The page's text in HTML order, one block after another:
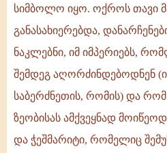
სიმბოლო იყო. ოქროს თავი
განასახიერებდა,
ნაკლებნი, იმ იმპერიებს,
შემდეგ აღორძინდებოდნენ
საბერძნეთის, რომის) და
ზეობისას ამქვეყნად
და ჭეშმარიტი, რომელიც